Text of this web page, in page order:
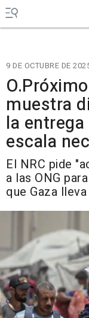
9 DE OCTUBRE DE
muestra
la entrega
escala
El NRC pide
a las ONG
que Gaza